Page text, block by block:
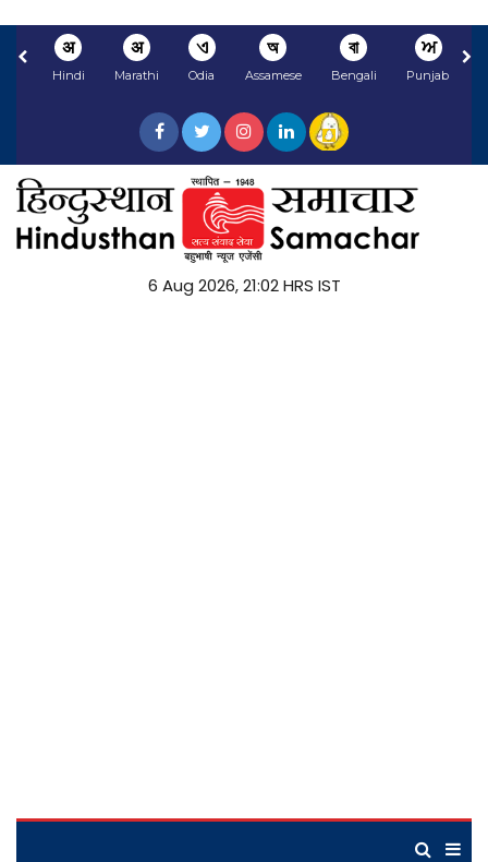
अ
Hindi
अ
Marathi
ଏ
Odia
অ
Assamese
বা
Bengali
ਅ
Punjabi
6 Aug 2026, 21:02 HRS IST